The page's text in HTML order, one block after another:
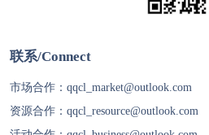
联系/Connect
市场合作： qqcl_market@outlook.com
资源合作： qqcl_resource@outlook.com